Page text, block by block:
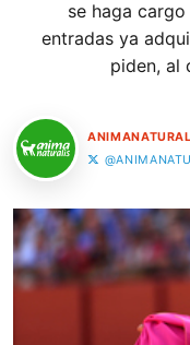
se haga
entradas ya
piden, al